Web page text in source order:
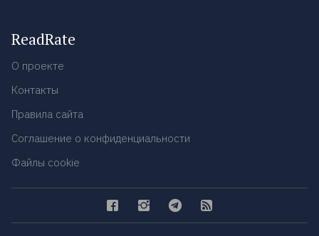
ReadRate
О проекте
Контакты
Правила сайта
Соглашение о конфиденциальности
Файлы cookie